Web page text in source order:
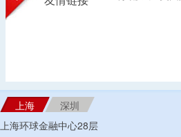
上海
深圳
上海环球金融中心28层